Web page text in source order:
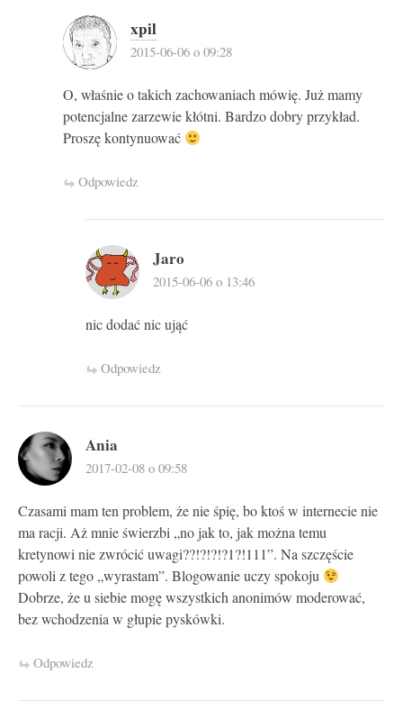
xpil
2015-06-06 o 09:28
O, właśnie o takich zachowaniach mówię. Już mamy
potencjalne zarzewie kłótni. Bardzo dobry przykład.
Proszę kontynuować
Odpowiedz
Jaro
2015-06-06 o 13:46
nic dodać nic ująć
Odpowiedz
Ania
2017-02-08 o 09:58
Czasami mam ten problem, że nie śpię, bo ktoś w internecie nie
ma racji. Aż mnie świerzbi „no jak to, jak można temu
kretynowi nie zwrócić uwagi??!?!?!?1?!111”. Na szczęście
powoli z tego „wyrastam”. Blogowanie uczy spokoju
Dobrze, że u siebie mogę wszystkich anonimów moderować,
bez wchodzenia w głupie pyskówki.
Odpowiedz